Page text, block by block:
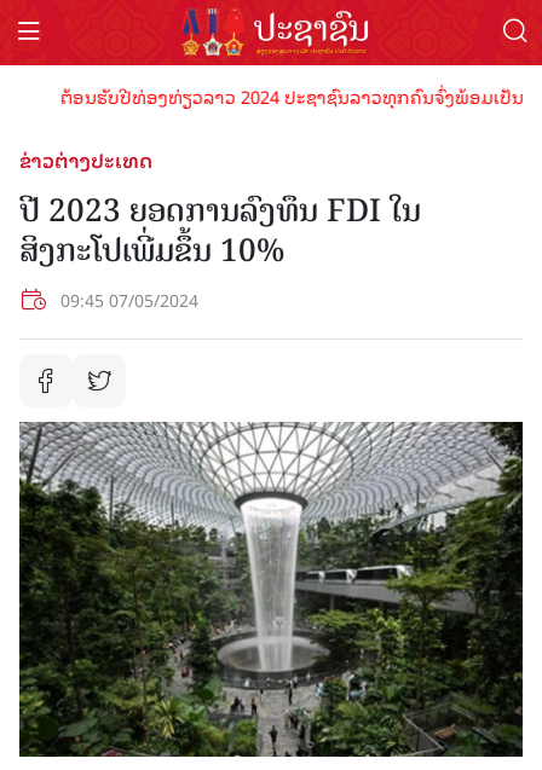
ຕ້ອນຮັບປີທ່ອງທ່ຽວລາວ 2024 ປະຊາຊົນລາວທຸກຄົນຈົ່ງພ້ອມເປັນເ
ຂ່າວຕ່າງປະເທດ
ປີ 2023 ຍອດການລົງທຶນ FDI ໃນ
ສິງກະໂປເພີ່ມຂຶ້ນ 10%
09:45 07/05/2024